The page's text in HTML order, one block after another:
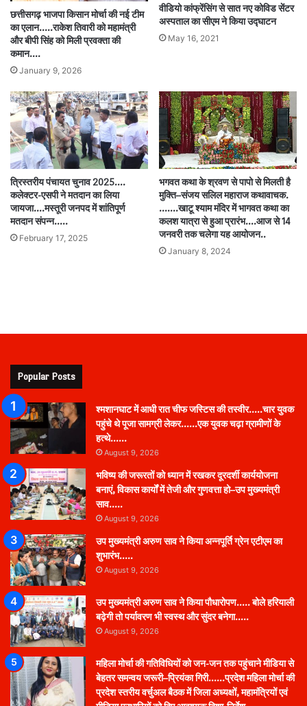
छत्तीसगढ़ भाजपा किसान मोर्चा की नई टीम
का एलान…..राकेश तिवारी को महामंत्री
और बीपी सिंह को मिली प्रवक्ता की
कमान….
January 9, 2026
वीडियो कांफ्रेंसिंग से सात नए कोविड सेंटर
अस्पताल का सीएम ने किया उद्घाटन
May 16, 2021
त्रिस्तरीय पंचायत चुनाव 2025….
कलेक्टर-एसपी ने मतदान का लिया
जायजा….मस्तूरी जनपद में शांतिपूर्ण
मतदान संपन्न…..
February 17, 2025
भगवत कथा के श्रवण से पापो से मिलती है
मुक्ति–संजय सलिल महाराज कथावाचक.
…….खाटू श्याम मंदिर में भागवत कथा का
कलश यात्रा से हुआ प्रारंभ….आज से 14
जनवरी तक चलेगा यह आयोजन..
January 8, 2024
Popular Posts
श्मशानघाट में आधी रात चीफ जस्टिस की तस्वीर…..चार युवक
पहुंचे थे पूजा सामग्री लेकर……एक युवक चढ़ा ग्रामीणों के
हत्थे……
August 9, 2026
भविष्य की जरूरतों को ध्यान में रखकर दूरदर्शी कार्ययोजना
बनाएं, विकास कार्यों में तेजी और गुणवत्ता हो–उप मुख्यमंत्री
साव…..
August 9, 2026
उप मुख्यमंत्री अरुण साव ने किया अन्नपूर्ति ग्रेन एटीएम का
शुभारंभ…..
August 9, 2026
उप मुख्यमंत्री अरुण साव ने किया पौधारोपण….. बोले हरियाली
बढ़ेगी तो पर्यावरण भी स्वस्थ और सुंदर बनेगा…..
August 9, 2026
महिला मोर्चा की गतिविधियों को जन-जन तक पहुंचाने मीडिया से
बेहतर समन्वय जरूरी–प्रियंका गिरी……प्रदेश महिला मोर्चा की
प्रदेश स्तरीय वर्चुअल बैठक में जिला अध्यक्षों, महामंत्रियों एवं